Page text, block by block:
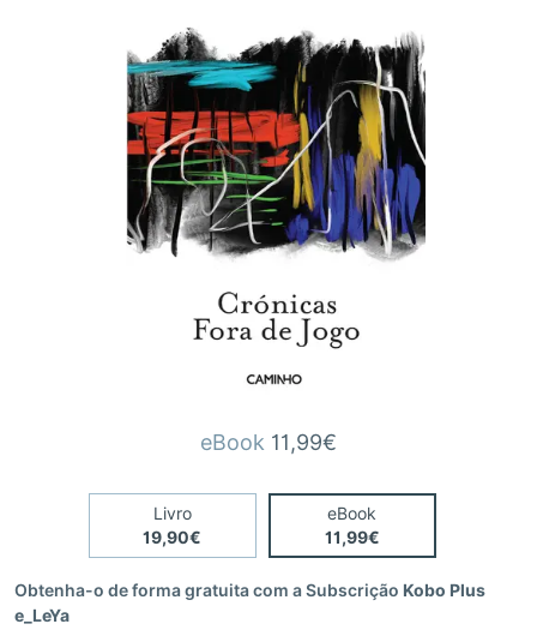
eBook 11,99€
Livro
19,90€
eBook
11,99€
Obtenha-o de forma gratuita com a Subscrição Kobo Plus
e_LeYa